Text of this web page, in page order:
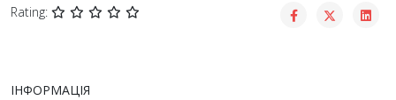
Rating:
ІНФОРМАЦІЯ